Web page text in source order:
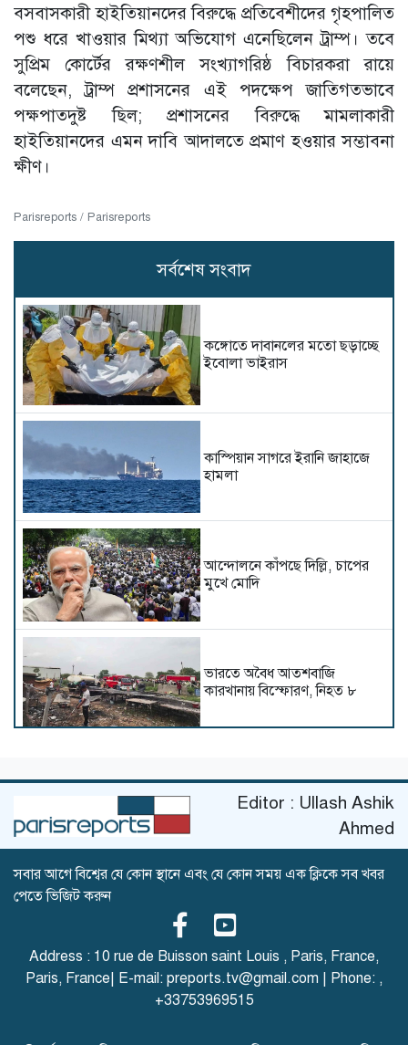
বসবাসকারী হাইতিয়ানদের বিরুদ্ধে প্রতিবেশীদের গৃহপালিত
পশু ধরে খাওয়ার মিথ্যা অভিযোগ এনেছিলেন ট্রাম্প। তবে
সুপ্রিম কোর্টের রক্ষণশীল সংখ্যাগরিষ্ঠ বিচারকরা রায়ে
বলেছেন, ট্রাম্প প্রশাসনের এই পদক্ষেপ জাতিগতভাবে
পক্ষপাতদুষ্ট ছিল; প্রশাসনের বিরুদ্ধে মামলাকারী
হাইতিয়ানদের এমন দাবি আদালতে প্রমাণ হওয়ার সম্ভাবনা
ক্ষীণ।
Parisreports / Parisreports
সর্বশেষ সংবাদ
কঙ্গোতে দাবানলের মতো ছড়াচ্ছে
ইবোলা ভাইরাস
কাস্পিয়ান সাগরে ইরানি জাহাজে
হামলা
আন্দোলনে কাঁপছে দিল্লি, চাপের
মুখে মোদি
ভারতে অবৈধ আতশবাজি
কারখানায় বিস্ফোরণ, নিহত ৮
প্রতিশোধ নিতে ৪ ধাপের
পরিকল্পনা তেহরানের
ঘোষণা প্রত্যাহার করলেন ট্রাম্প
মধ্যপ্রাচ্যের সব সমুদ্রপথ বন্ধের
Editor : Ullash Ashik
Ahmed
সবার আগে বিশ্বের যে কোন স্থানে এবং যে কোন সময় এক ক্লিকে সব খবর
পেতে ভিজিট করুন
Address : 10 rue de Buisson saint Louis , Paris, France,
Paris, France| E-mail: preports.tv@gmail.com | Phone: ,
+33753969515